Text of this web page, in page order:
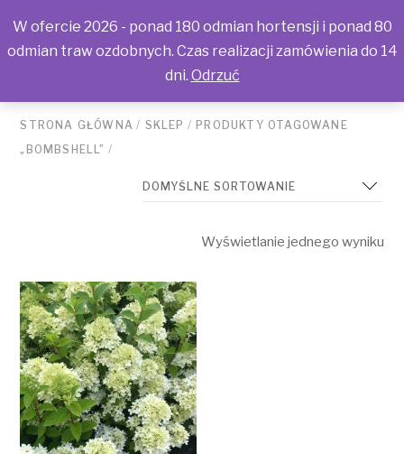
STRONA GŁÓWNA / SKLEP / PRODUKTY OTAGOWANE
„BOMBSHELL” /
Wyświetlanie jednego wyniku
W ofercie 2026 - ponad 180 odmian hortensji i ponad 80
odmian traw ozdobnych. Czas realizacji zamówienia do 14
dni. Odrzuć